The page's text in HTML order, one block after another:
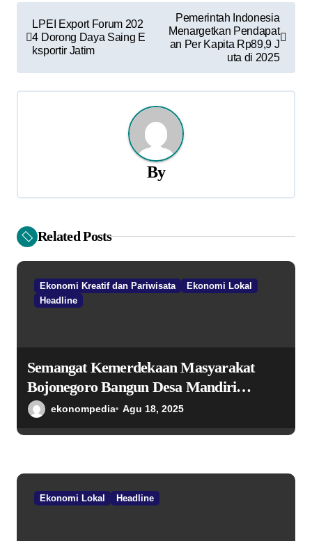
v
i
p
o
LPEI Export Forum 202
4 Dorong Daya Saing E
ksportir Jatim
Pemerintah Indonesia
Menargetkan Pendapat
an Per Kapita Rp89,9 J
uta di 2025
By
Related Posts
Ekonomi Kreatif dan Pariwisata
Ekonomi Lokal
Headline
Semangat Kemerdekaan Masyarakat
Bojonegoro Bangun Desa Mandiri
Ekonomi
ekonompedia Agu 18, 2025
Ekonomi Lokal Headline